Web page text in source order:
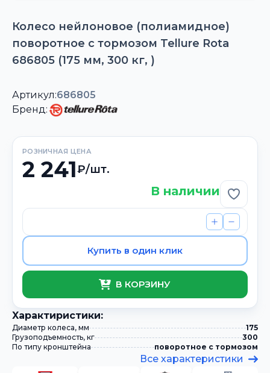
Колесо нейлоновое (полиамидное)
поворотное с тормозом Tellure Rota
686805 (175 мм, 300 кг, )
Артикул:686805
Бренд:
РОЗНИЧНАЯ ЦЕНА
2 241₽/шт.
В наличии
Купить в один клик
В КОРЗИНУ
Xарактиристики:
Диаметр колеса, мм
175
Грузоподъемность, кг
300
По типу кронштейна
поворотное с тормозом
Все характеристики